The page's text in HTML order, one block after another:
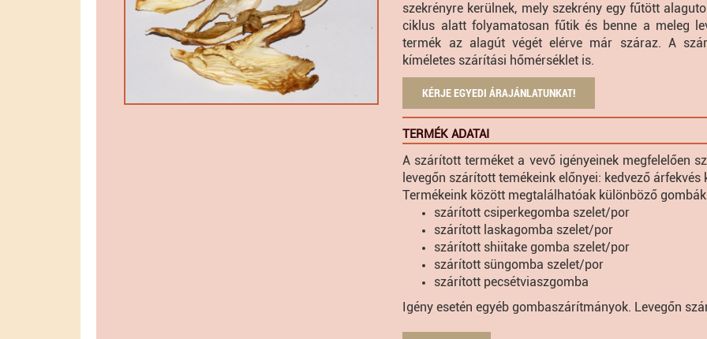
szekrényre kerülnek, mely szekrény egy fűtött
ciklus alatt folyamatosan fűtik és benne a meleg
termék az alagút végét elérve már száraz. A
kíméletes szárítási hőmérséklet is.
KÉRJE EGYEDI ÁRAJÁNLATUNKAT!
TERMÉK ADATAI
A szárított terméket a vevő igényeinek megfelelően
levegőn szárított temékeink előnyei: kedvező
Termékeink között megtalálhatóak különböző
szárított csiperkegomba szelet/por
szárított laskagomba szelet/por
szárított shiitake gomba szelet/por
szárított süngomba szelet/por
szárított pecsétviaszgomba
Igény esetén egyéb gombaszárítmányok. Levegőn